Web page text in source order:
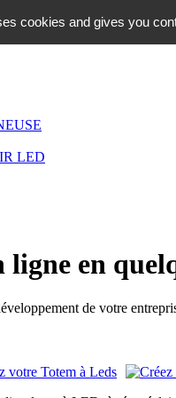
LED
ligne en
de votre
cookies and gives you